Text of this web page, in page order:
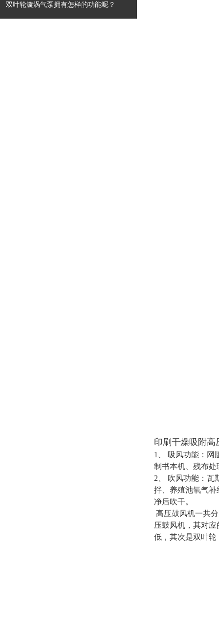
双叶轮漩涡气泵拥有怎样的功能呢？
印刷干燥吸附高
1、 吸风功能：网
制书本机、残布
2、 吹风功能：瓦
拌、养殖池氧气
净后吹干。
高压鼓风机一共
压鼓风机，其对
低，其次是双叶